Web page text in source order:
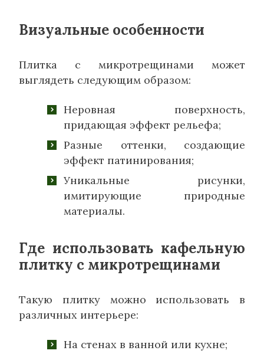
Визуальные особенности
Плитка с микротрещинами может
выглядеть следующим образом:
Неровная поверхность,
придающая эффект рельефа;
Разные оттенки, создающие
эффект патинирования;
Уникальные рисунки,
имитирующие природные
материалы.
Где использовать кафельную
плитку с микротрещинами
Такую плитку можно использовать в
различных интерьере:
На стенах в ванной или кухне;